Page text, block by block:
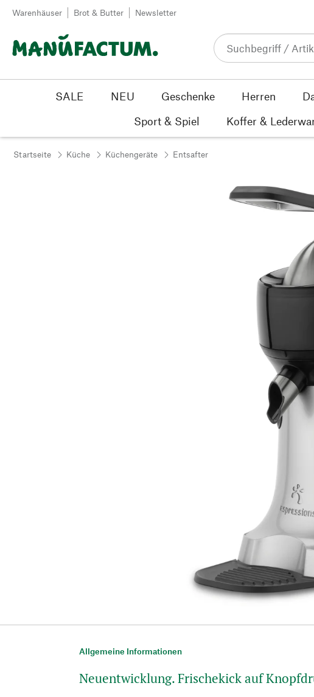
Zum Inhalt springen
Warenhäuser Brot & Butter Newsletter
SALE NEU Geschenke Herren
Sport & Spiel
Koffer &
Startseite Küche Küchengeräte Entsafter
Allgemeine Informationen
Neuentwicklung. Frischekick auf